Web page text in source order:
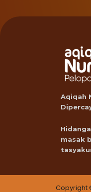
Aqiqah
masak
Copyright